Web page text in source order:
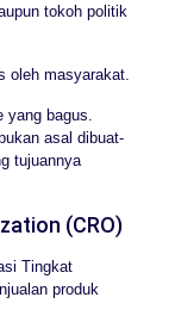
tokoh politik
oleh masyarakat.
yang bagus.
asal dibuat-
tujuannya
(CRO)
Tingkat
produk